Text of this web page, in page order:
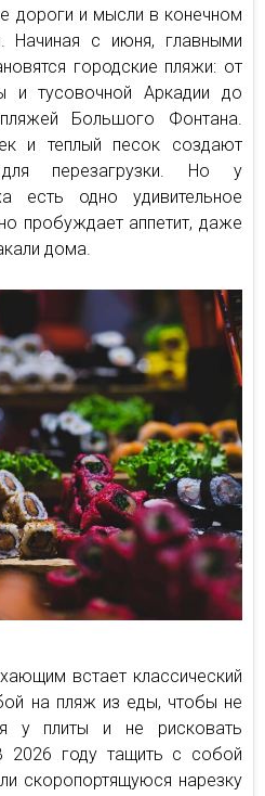
дороги и мысли в конечном
Начиная с июня, главными
городские пляжи: от
и тусовочной Аркадии до
Большого Фонтана.
и теплый песок создают
перезагрузки. Но у
есть одно удивительное
пробуждает аппетит, даже
дома.
встает классический
на пляж из еды, чтобы не
у плиты и не рисковать
году тащить с собой
скоропортящуюся нарезку